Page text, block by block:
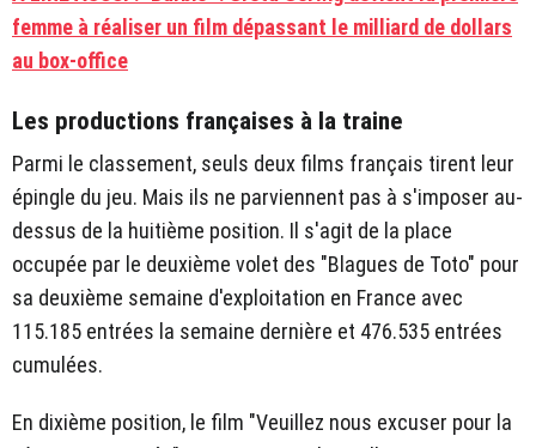
femme à réaliser un film dépassant le milliard de dollars
au box-office
Les productions françaises à la traine
Parmi le classement, seuls deux films français tirent leur
épingle du jeu. Mais ils ne parviennent pas à s'imposer au-
dessus de la huitième position. Il s'agit de la place
occupée par le deuxième volet des "Blagues de Toto" pour
sa deuxième semaine d'exploitation en France avec
115.185 entrées la semaine dernière et 476.535 entrées
cumulées.
En dixième position, le film "Veuillez nous excuser pour la